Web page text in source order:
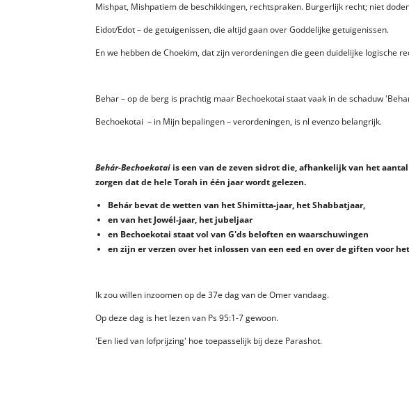
Mishpat, Mishpatiem de beschikkingen, rechtspraken. Burgerlijk recht; niet
Eidot/Edot – de getuigenissen, die altijd gaan over Goddelijke getuigenissen.
En we hebben de Choekim, dat zijn verordeningen die geen duidelijke logische
Behar – op de berg is prachtig maar Bechoekotai staat vaak in de schaduw
Bechoekotai – in Mijn bepalingen – verordeningen, is nl evenzo belangrijk.
Behár-Bechoekotai is een van de zeven sidrot die, afhankelijk van het
zorgen dat de hele Torah in één jaar wordt gelezen.
Behár bevat de wetten van het Shimitta-jaar, het Shabbatjaar,
en van het Jowél-jaar, het jubeljaar
en Bechoekotai staat vol van G'ds beloften en waarschuwingen
en zijn er verzen over het inlossen van een eed en over de giften voor
Ik zou willen inzoomen op de 37e dag van de Omer vandaag.
Op deze dag is het lezen van Ps 95:1-7 gewoon.
'Een lied van lofprijzing' hoe toepasselijk bij deze Parashot.